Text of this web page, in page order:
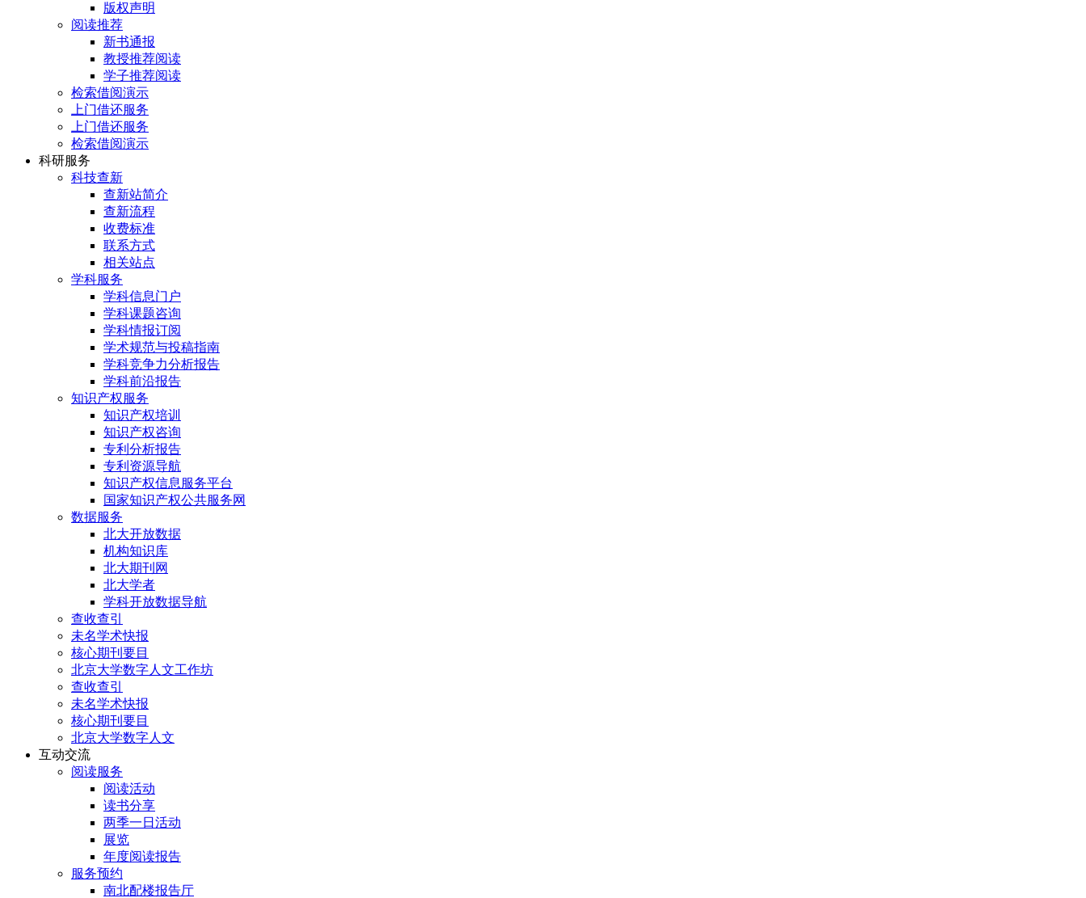
版权声明
阅读推荐
新书通报
教授推荐阅读
学子推荐阅读
检索借阅演示
上门借还服务
上门借还服务
检索借阅演示
科研服务
科技查新
查新站简介
查新流程
收费标准
联系方式
相关站点
学科服务
学科信息门户
学科课题咨询
学科情报订阅
学术规范与投稿指南
学科竞争力分析报告
学科前沿报告
知识产权服务
知识产权培训
知识产权咨询
专利分析报告
专利资源导航
知识产权信息服务平台
国家知识产权公共服务网
数据服务
北大开放数据
机构知识库
北大期刊网
北大学者
学科开放数据导航
查收查引
未名学术快报
核心期刊要目
北京大学数字人文工作坊
查收查引
未名学术快报
核心期刊要目
北京大学数字人文
互动交流
阅读服务
阅读活动
读书分享
两季一日活动
展览
年度阅读报告
服务预约
南北配楼报告厅